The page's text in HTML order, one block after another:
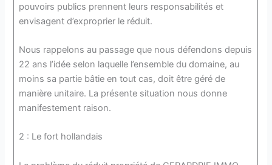
pouvoirs publics prennent leurs responsabilités et
envisagent d’exproprier le réduit.
Nous rappelons au passage que nous défendons depuis
22 ans l’idée selon laquelle l’ensemble du domaine, au
moins sa partie bâtie en tout cas, doit être géré de
manière unitaire. La présente situation nous donne
manifestement raison.
2 : Le fort hollandais